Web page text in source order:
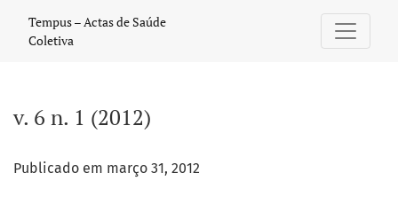
Tempus – Actas de Saúde
Coletiva
v. 6 n. 1 (2012)
Publicado em março 31, 2012